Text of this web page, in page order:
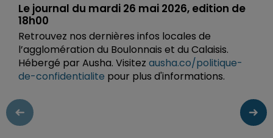
Le journal du mardi 26 mai 2026, edition de
18h00
Retrouvez nos dernières infos locales de
l’agglomération du Boulonnais et du Calaisis.
Hébergé par Ausha. Visitez ausha.co/politique-
de-confidentialite pour plus d'informations.